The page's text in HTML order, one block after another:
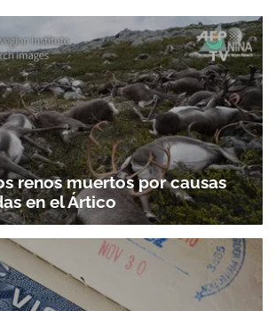
renos muertos por causas
en el Ártico